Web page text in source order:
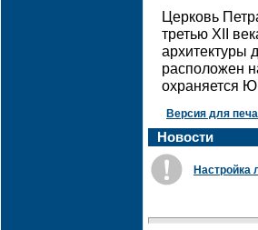
Церковь
третью XII
архитектуры
расположен
охраняется
Версия для
Новости
Настройка